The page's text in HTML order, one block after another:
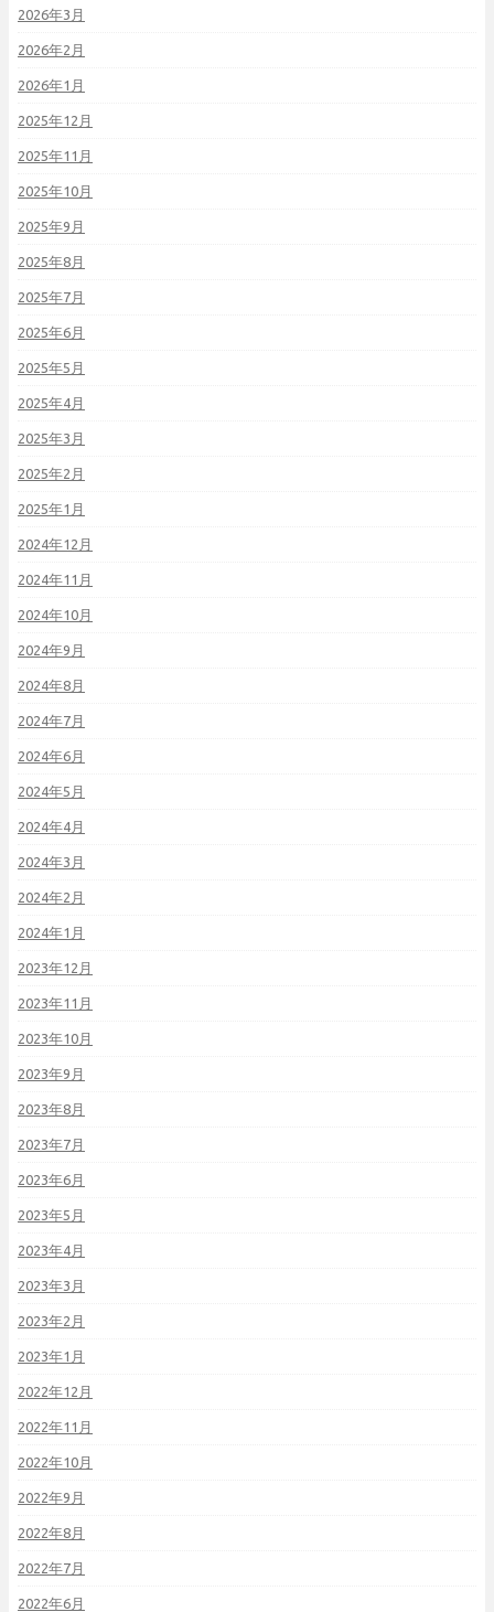
2026年3月
2026年2月
2026年1月
2025年12月
2025年11月
2025年10月
2025年9月
2025年8月
2025年7月
2025年6月
2025年5月
2025年4月
2025年3月
2025年2月
2025年1月
2024年12月
2024年11月
2024年10月
2024年9月
2024年8月
2024年7月
2024年6月
2024年5月
2024年4月
2024年3月
2024年2月
2024年1月
2023年12月
2023年11月
2023年10月
2023年9月
2023年8月
2023年7月
2023年6月
2023年5月
2023年4月
2023年3月
2023年2月
2023年1月
2022年12月
2022年11月
2022年10月
2022年9月
2022年8月
2022年7月
2022年6月